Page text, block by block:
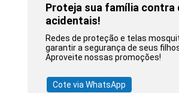
Proteja sua família contra
acidentais!
Redes de proteção e telas
garantir a segurança de seus
Aproveite nossas promoções!
Cote via WhatsApp